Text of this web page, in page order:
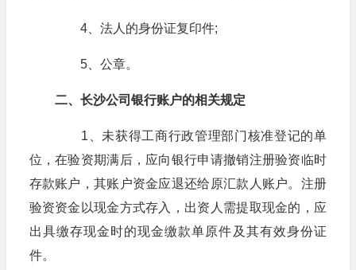
4、法人的身份证复印件;
5、公章。
二、长沙公司银行账户的相关规定
1、未获得工商行政管理部门核准登记的单
位，在验资期满后，应向银行申请撤销注册验资临时
存款账户，其账户资金应退还给原汇款人账户。注册
验资资金以现金方式存入，出资人需提取现金的，应
出具缴存现金时的现金缴款单原件及其有效身份证
件。